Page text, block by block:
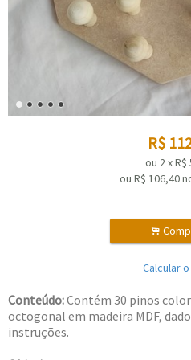
R$
ou 2xR$
ou R$ 106,40
.
Calcular
Conteúdo:Contém 30 pinos
octogonal em madeira MDF,
instruções.